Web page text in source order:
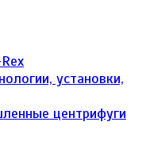
установки,
центрифуги